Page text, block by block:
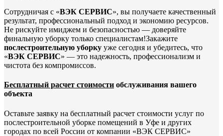
Сотрудничая с «ВЭК СЕРВИС», вы получаете качественный
результат, профессиональный подход и экономию ресурсов.
Не рискуйте имиджем и безопасностью — доверяйте
финальную уборку только специалистам!Закажите
послестроительную уборку уже сегодня и убедитесь, что
«ВЭК СЕРВИС» — это надежность, профессионализм и
чистота без компромиссов.
Бесплатный расчет стоимости обслуживания вашего
объекта
Оставьте заявку на бесплатный расчет стоимости услуг по
послестроительной уборке помещений в Уфе и других
городах по всей России от компании «ВЭК СЕРВИС»